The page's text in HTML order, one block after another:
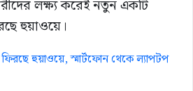
লক্ষ্য করেই নতুন একটি
হুয়াওয়ে।
ফিরছে হুয়াওয়ে, স্মার্টফোন থেকে ল্যাপটপ